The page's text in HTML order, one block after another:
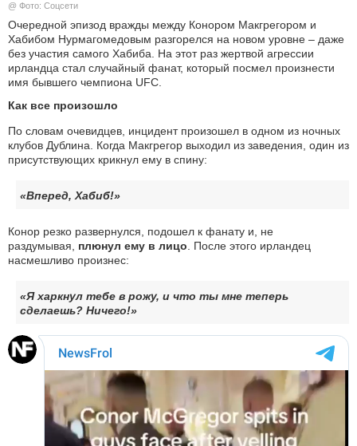
АВТО И МОТО
ЭГОИЗМ
@ Фото: Соцсети
Очередной эпизод вражды между Конором Макгрегором и
Хабибом Нурмагомедовым разгорелся на новом уровне – даже
без участия самого Хабиба. На этот раз жертвой агрессии
ирландца стал случайный фанат, который посмел произнести
имя бывшего чемпиона UFC.
Как все произошло
По словам очевидцев, инцидент произошел в одном из ночных
клубов Дублина. Когда Макгрегор выходил из заведения, один из
присутствующих крикнул ему в спину:
«Вперед, Хабиб!»
Конор резко развернулся, подошел к фанату и, не
раздумывая, плюнул ему в лицо. После этого ирландец
насмешливо произнес:
«Я харкнул тебе в рожу, и что ты мне теперь
сделаешь? Ничего!»